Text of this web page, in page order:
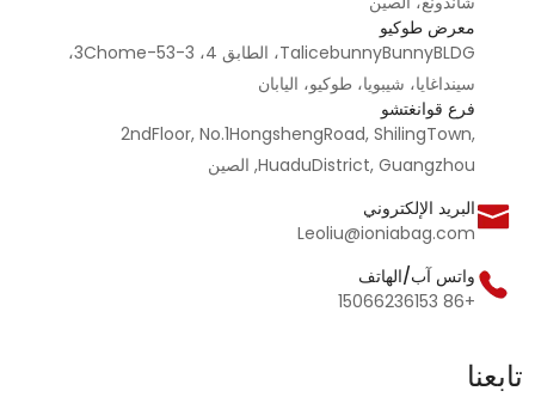
معرض طوكيو
TalicebunnyBunnyBLDG، الطابق 4، 3Chome-53-3،
سينداغايا، شيبويا، طوكيو، اليابان
فرع قوانغتشو
2ndFloor, No.1HongshengRoad, ShilingTown,
HuaduDistrict, Guangzhou, الصين
البريد الإلكتروني
Leoliu@ioniabag.com
واتس آب/الهاتف
+86 15066236153
تابعنا